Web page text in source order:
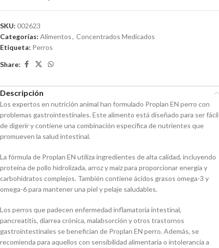
SKU: 002623
Categorías: Alimentos, Concentrados Medicados
Etiqueta: Perros
Share:
Descripción
Los expertos en nutrición animal han formulado Proplan EN perro con
problemas gastrointestinales. Este alimento está diseñado para ser fácil
de digerir y contiene una combinación específica de nutrientes que
promueven la salud intestinal.
La fórmula de Proplan EN utiliza ingredientes de alta calidad, incluyendo
proteína de pollo hidrolizada, arroz y maíz para proporcionar energía y
carbohidratos complejos. También contiene ácidos grasos omega-3 y
omega-6 para mantener una piel y pelaje saludables.
Los perros que padecen enfermedad inflamatoria intestinal,
pancreatitis, diarrea crónica, malabsorción y otros trastornos
gastrointestinales se benefician de Proplan EN perro. Además, se
recomienda para aquellos con sensibilidad alimentaria o intolerancia a